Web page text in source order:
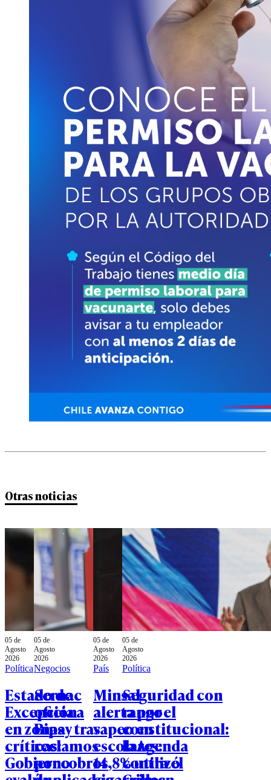
Otras noticias
05 de
Agosto
2026
Política
Estado de
Excepción
en zonas
críticas:
Gobierno
05 de
Agosto
2026
Negocios
Sernac
oficia a
Bipay tras
reclamos
por cobros
05 de
Agosto
2026
País
Minsal
alerta por el
vapeo en
escolares:
14,8% utilizó
05 de
Agosto
2026
Política
Seguridad con
rango
constitucional:
la Agenda
contra el